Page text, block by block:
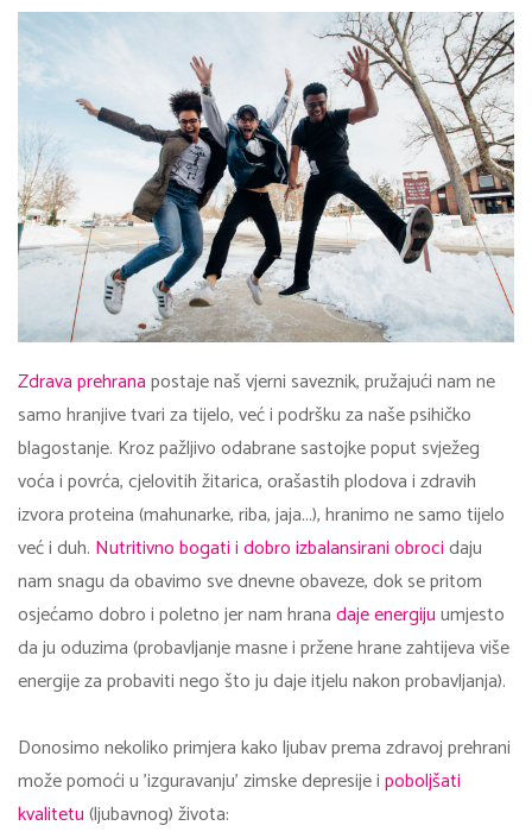
Zdrava prehranapostaje naš vjerni saveznik, pružajući nam ne
samo hranjive tvari za tijelo, već i podršku za naše psihičko
blagostanje. Kroz pažljivo odabrane sastojke poput svježeg
voća i povrća, cjelovitih žitarica, orašastih plodova i zdravih
izvora proteina (mahunarke, riba, jaja...), hranimo ne samo tijelo
već i duh. Nutritivno bogati i dobro izbalansirani obrocidaju
nam snagu da obavimo sve dnevne obaveze, dok se pritom
osjećamo dobro i poletno jer nam hranadaje energijuumjesto
da ju oduzima (probavljanje masne i pržene hrane zahtijeva više
energije za probaviti nego što ju daje itjelu nakon probavljanja).
Donosimo nekoliko primjera kako ljubav prema zdravoj prehrani
može pomoći u 'izguravanju' zimske depresije ipoboljšati
kvalitetu(ljubavnog) života: